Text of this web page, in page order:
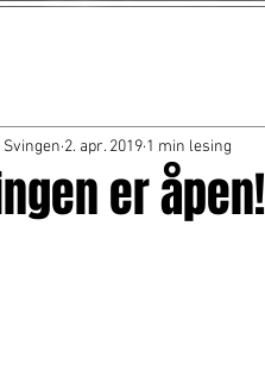
er åpen!
2. apr. 2019 1 min lesing